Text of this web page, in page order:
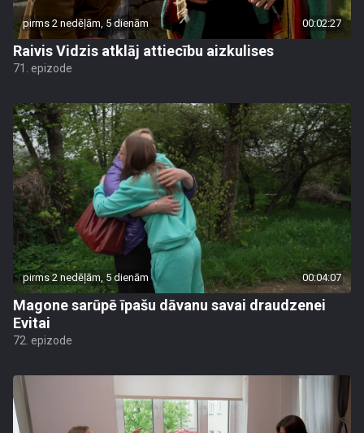
pirms 2 nedēļām, 5 dienām 00:02:27
Raivis Vidzis atklāj attiecību aizkulises
71. epizode
pirms 2 nedēļām, 5 dienām 00:04:07
Magone sarūpē īpašu dāvanu savai draudzenei
Evitai
72. epizode